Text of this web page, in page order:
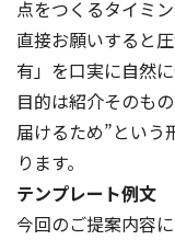
点をつくるタイミ
直接お願いすると
有」を口実に自然
目的は紹介そのも
届けるため”という
ります。
テンプレート例文
今回のご提案内容